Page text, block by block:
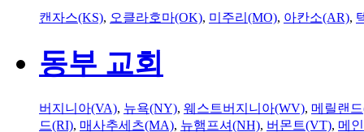
캔자스(KS), 오클라호마(OK), 미주리(MO), 아칸소(AR),
동부 교회
버지니아(VA), 뉴욕(NY), 웨스트버지니아(WV), 메릴랜
드(RI), 매사추세츠(MA), 뉴햄프셔(NH), 버몬트(VT), 메